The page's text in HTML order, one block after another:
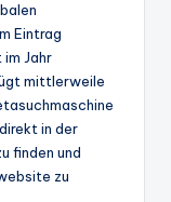
Eintrag
Jahr
mittlerweile
in der
finden und
zu